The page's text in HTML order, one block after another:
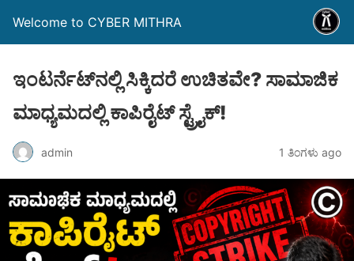
Welcome to CYBER MITHRA
ಇಂಟರ್ನೆಟ್‌ನಲ್ಲಿ ಸಿಕ್ಕಿದರೆ ಉಚಿತವೇ? ಸಾಮಾಜಿಕ
ಮಾಧ್ಯಮದಲ್ಲಿ ಕಾಪಿರೈಟ್ ಸ್ಟ್ರೈಕ್!
admin 1 ತಿಂಗಳು ago